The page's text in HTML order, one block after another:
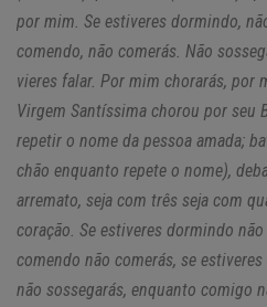
por mim. Se estiveres dormindo,
comendo, não comerás. Não
vieres falar. Por mim chorarás, por
Virgem Santíssima chorou por seu
repetir o nome da pessoa amada;
chão enquanto repete o nome),
arremato, seja com três seja com
coração. Se estiveres dormindo
comendo não comerás, se
não sossegarás, enquanto comigo